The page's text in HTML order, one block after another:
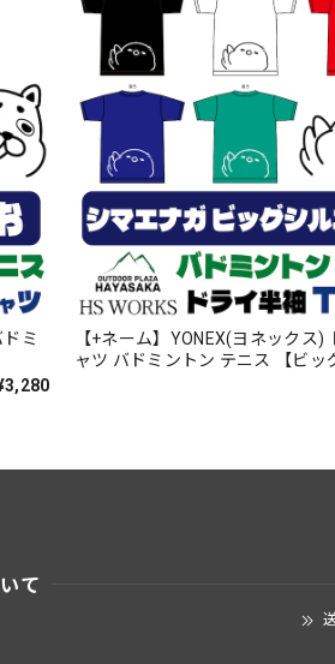
ミ
【+ネーム】YONEX(ヨネックス)
ャツ バドミントン テニス 【ビッ
て